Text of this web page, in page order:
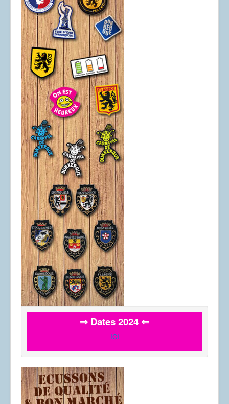
⇒ Dates 2024 ⇐
ICI